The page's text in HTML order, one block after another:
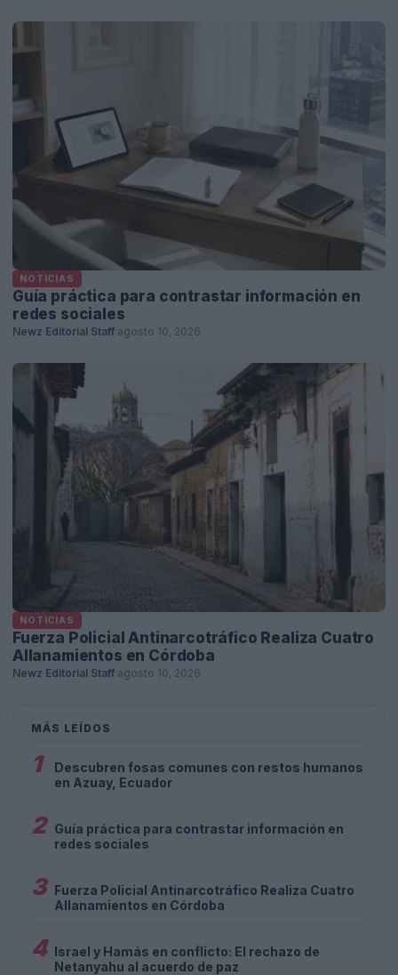
NOTICIAS
Guía práctica para contrastar información en
redes sociales
Newz Editorial Staff agosto 10, 2026
NOTICIAS
Fuerza Policial Antinarcotráfico Realiza Cuatro
Allanamientos en Córdoba
Newz Editorial Staff agosto 10, 2026
MÁS LEÍDOS
1
Descubren fosas comunes con restos humanos
en Azuay, Ecuador
2 Guía práctica para contrastar información en
redes sociales
3 Fuerza Policial Antinarcotráfico Realiza Cuatro
Allanamientos en Córdoba
4 Israel y Hamás en conflicto: El rechazo de
Netanyahu al acuerdo de paz